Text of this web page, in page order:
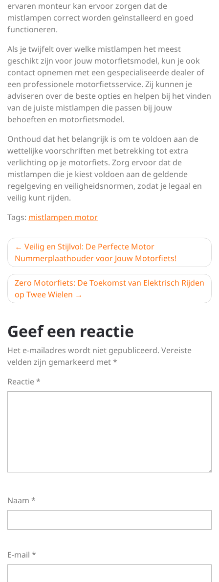
ervaren monteur kan ervoor zorgen dat de
mistlampen correct worden geïnstalleerd en goed
functioneren.
Als je twijfelt over welke mistlampen het meest
geschikt zijn voor jouw motorfietsmodel, kun je ook
contact opnemen met een gespecialiseerde dealer of
een professionele motorfietsservice. Zij kunnen je
adviseren over de beste opties en helpen bij het vinden
van de juiste mistlampen die passen bij jouw
behoeften en motorfietsmodel.
Onthoud dat het belangrijk is om te voldoen aan de
wettelijke voorschriften met betrekking tot extra
verlichting op je motorfiets. Zorg ervoor dat de
mistlampen die je kiest voldoen aan de geldende
regelgeving en veiligheidsnormen, zodat je legaal en
veilig kunt rijden.
Tags: mistlampen motor
Berichtnavigatie
Veilig en Stijlvol: De Perfecte Motor
Nummerplaathouder voor Jouw Motorfiets!
Zero Motorfiets: De Toekomst van Elektrisch Rijden
op Twee Wielen
Geef een reactie
Het e-mailadres wordt niet gepubliceerd. Vereiste
velden zijn gemarkeerd met*
Reactie*
Naam *
E-mail *